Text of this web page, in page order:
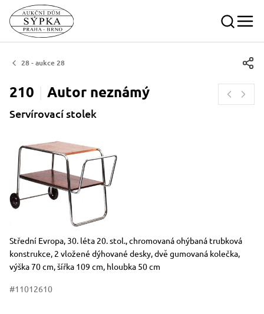
28 - aukce 28
210 Autor neznámý
Servírovací stolek
Rozměry
Stručný popis předmětu
Střední Evropa, 30. léta 20. stol., chromovaná ohýbaná trubková
konstrukce, 2 vložené dýhované desky, dvě gumovaná kolečka,
výška 70 cm, šířka 109 cm, hloubka 50 cm
#11012610